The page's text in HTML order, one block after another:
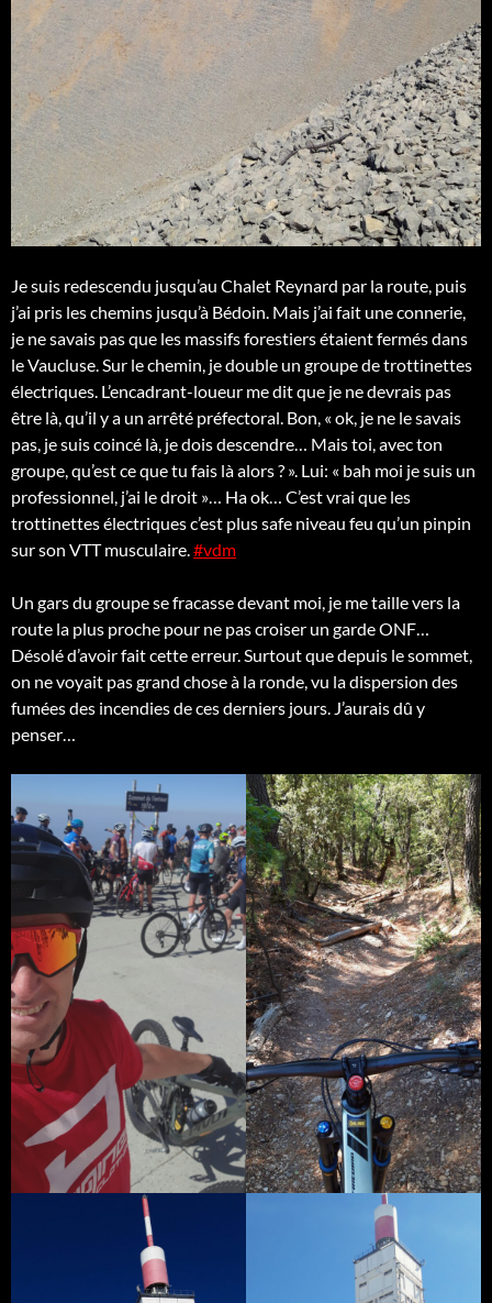
Je suis redescendu jusqu’au Chalet Reynard par la route, puis
j’ai pris les chemins jusqu’à Bédoin. Mais j’ai fait une connerie,
je ne savais pas que les massifs forestiers étaient fermés dans
le Vaucluse. Sur le chemin, je double un groupe de trottinettes
électriques. L’encadrant-loueur me dit que je ne devrais pas
être là, qu’il y a un arrêté préfectoral. Bon, « ok, je ne le savais
pas, je suis coincé là, je dois descendre… Mais toi, avec ton
groupe, qu’est ce que tu fais là alors ? ». Lui: « bah moi je suis un
professionnel, j’ai le droit »… Ha ok… C’est vrai que les
trottinettes électriques c’est plus safe niveau feu qu’un pinpin
sur son VTT musculaire.#vdm
Un gars du groupe se fracasse devant moi, je me taille vers la
route la plus proche pour ne pas croiser un garde ONF…
Désolé d’avoir fait cette erreur. Surtout que depuis le sommet,
on ne voyait pas grand chose à la ronde, vu la dispersion des
fumées des incendies de ces derniers jours. J’aurais dû y
penser…